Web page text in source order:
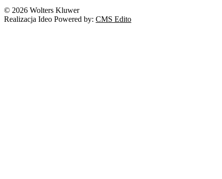
© 2026 Wolters Kluwer
Realizacja Ideo Powered by: CMS Edito